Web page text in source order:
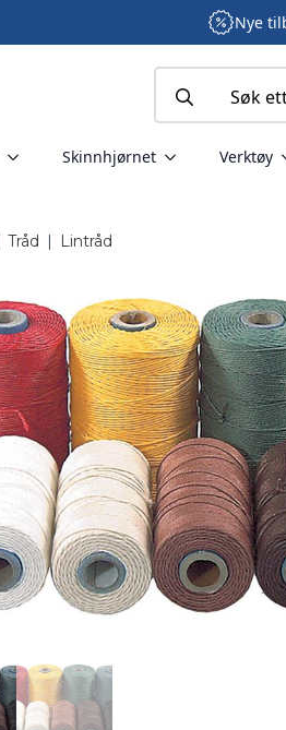
Nye
for:
Skinnhjørnet Verktøy
Tråd | Lintråd